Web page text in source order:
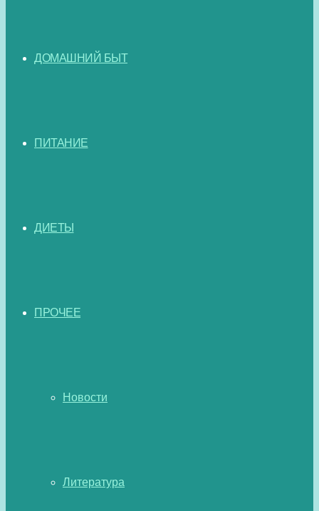
ДОМАШНИЙ БЫТ
ПИТАНИЕ
ДИЕТЫ
ПРОЧЕЕ
Новости
Литература